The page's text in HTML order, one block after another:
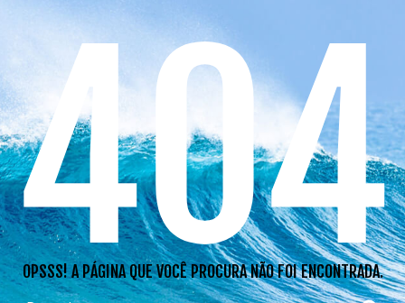
404
OPSSS! A PÁGINA QUE VOCÊ PROCURA NÃO FOI ENCONTRADA.